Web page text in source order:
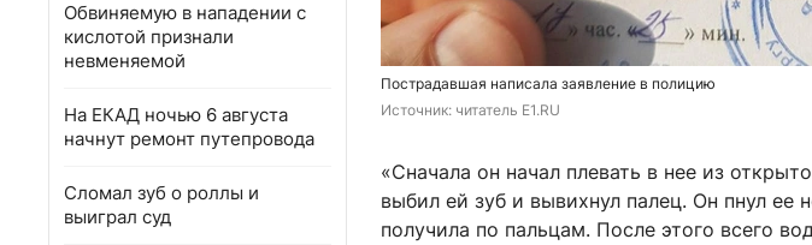
Обвиняемую в нападении с
кислотой признали
невменяемой
На ЕКАД ночью 6 августа
начнут ремонт путепровода
Сломал зуб о роллы и
выиграл суд
Пострадавшая написала заявление в полицию
Источник: читатель E1.RU
«Сначала он начал плевать в нее из
выбил ей зуб и вывихнул палец. Он пнул ее
получила по пальцам. После этого всего